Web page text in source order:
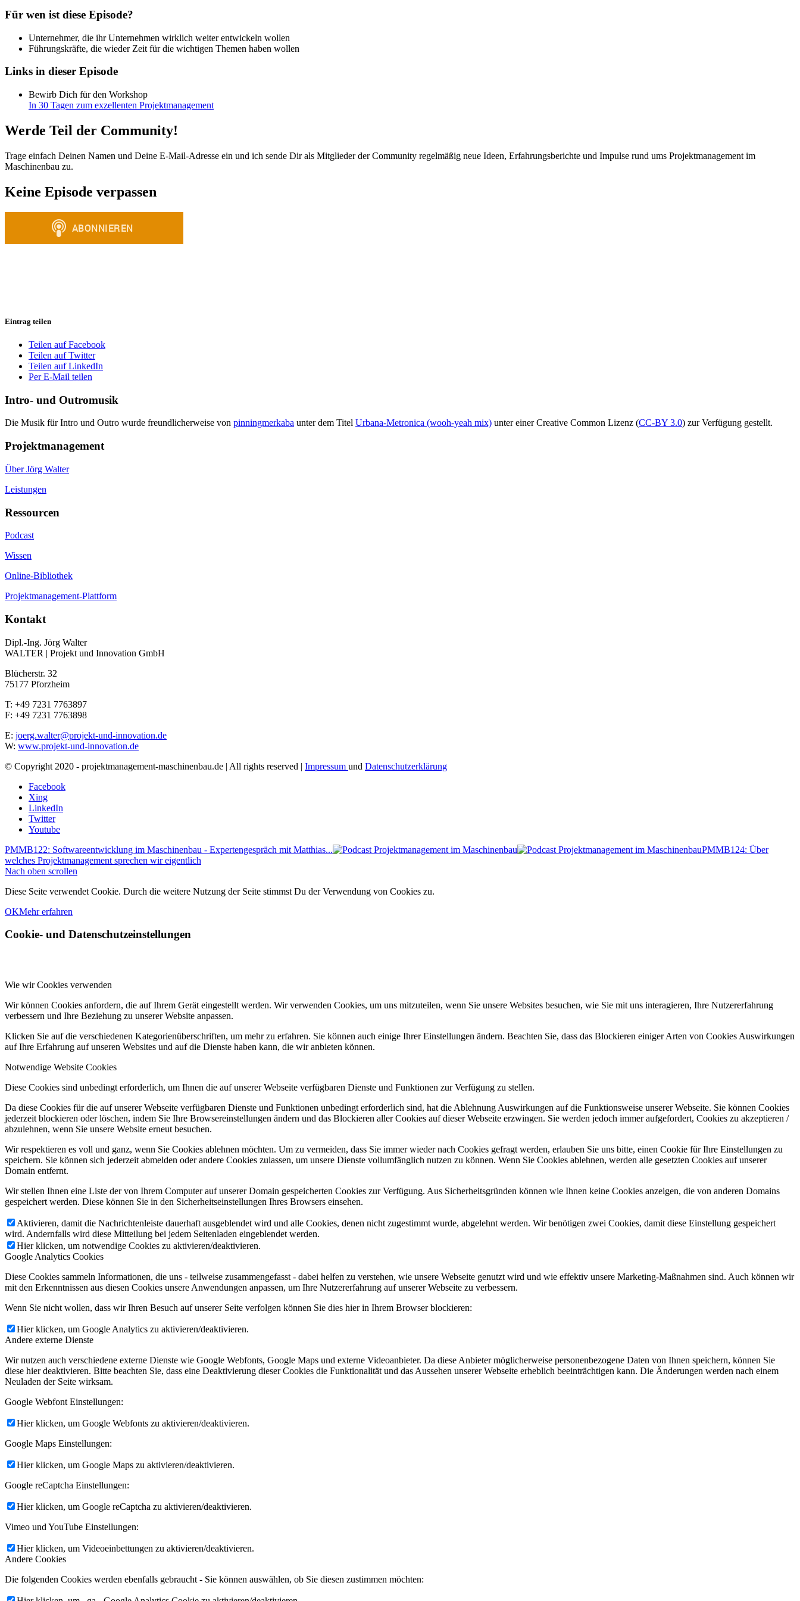
Für wen ist diese Episode?
Unternehmer, die ihr Unternehmen wirklich weiter entwickeln wollen
Führungskräfte, die wieder Zeit für die wichtigen Themen haben wollen
Links in dieser Episode
Bewirb Dich für den Workshop
In 30 Tagen zum exzellenten Projektmanagement
Werde Teil der Community!
Trage einfach Deinen Namen und Deine E-Mail-Adresse ein und ich sende Dir als Mitglieder der Community regelmäßig neue Ideen, Erfahrungsberichte und Impulse rund ums Projektmanagement im
Maschinenbau zu.
Keine Episode verpassen
Eintrag teilen
Teilen auf Facebook
Teilen auf Twitter
Teilen auf LinkedIn
Per E-Mail teilen
Intro- und Outromusik
Die Musik für Intro und Outro wurde freundlicherweise von pinningmerkaba unter dem Titel Urbana-Metronica (wooh-yeah mix) unter einer Creative Common Lizenz (CC-BY 3.0) zur Verfügung gestellt.
Projektmanagement
Über Jörg Walter
Leistungen
Ressourcen
Podcast
Wissen
Online-Bibliothek
Projektmanagement-Plattform
Kontakt
Dipl.-Ing. Jörg Walter
WALTER | Projekt und Innovation GmbH
Blücherstr. 32
75177 Pforzheim
T: +49 7231 7763897
F: +49 7231 7763898
E: joerg.walter@projekt-und-innovation.de
W: www.projekt-und-innovation.de
© Copyright 2020 - projektmanagement-maschinenbau.de | All rights reserved | Impressum und Datenschutzerklärung
Facebook
Xing
LinkedIn
Twitter
Youtube
PMMB122: Softwareentwicklung im Maschinenbau - Expertengespräch mit Matthias...
PMMB124: Über
welches Projektmanagement sprechen wir eigentlich
Nach oben scrollen
Diese Seite verwendet Cookie. Durch die weitere Nutzung der Seite stimmst Du der Verwendung von Cookies zu.
OKMehr erfahren
Cookie- und Datenschutzeinstellungen
Wie wir Cookies verwenden
Wir können Cookies anfordern, die auf Ihrem Gerät eingestellt werden. Wir verwenden Cookies, um uns mitzuteilen, wenn Sie unsere Websites besuchen, wie Sie mit uns interagieren, Ihre Nutzererfahrung
verbessern und Ihre Beziehung zu unserer Website anpassen.
Klicken Sie auf die verschiedenen Kategorienüberschriften, um mehr zu erfahren. Sie können auch einige Ihrer Einstellungen ändern. Beachten Sie, dass das Blockieren einiger Arten von Cookies Auswirkungen
auf Ihre Erfahrung auf unseren Websites und auf die Dienste haben kann, die wir anbieten können.
Notwendige Website Cookies
Diese Cookies sind unbedingt erforderlich, um Ihnen die auf unserer Webseite verfügbaren Dienste und Funktionen zur Verfügung zu stellen.
Da diese Cookies für die auf unserer Webseite verfügbaren Dienste und Funktionen unbedingt erforderlich sind, hat die Ablehnung Auswirkungen auf die Funktionsweise unserer Webseite. Sie können Cookies
jederzeit blockieren oder löschen, indem Sie Ihre Browsereinstellungen ändern und das Blockieren aller Cookies auf dieser Webseite erzwingen. Sie werden jedoch immer aufgefordert, Cookies zu akzeptieren /
abzulehnen, wenn Sie unsere Website erneut besuchen.
Wir respektieren es voll und ganz, wenn Sie Cookies ablehnen möchten. Um zu vermeiden, dass Sie immer wieder nach Cookies gefragt werden, erlauben Sie uns bitte, einen Cookie für Ihre Einstellungen zu
speichern. Sie können sich jederzeit abmelden oder andere Cookies zulassen, um unsere Dienste vollumfänglich nutzen zu können. Wenn Sie Cookies ablehnen, werden alle gesetzten Cookies auf unserer
Domain entfernt.
Wir stellen Ihnen eine Liste der von Ihrem Computer auf unserer Domain gespeicherten Cookies zur Verfügung. Aus Sicherheitsgründen können wie Ihnen keine Cookies anzeigen, die von anderen Domains
gespeichert werden. Diese können Sie in den Sicherheitseinstellungen Ihres Browsers einsehen.
Aktivieren, damit die Nachrichtenleiste dauerhaft ausgeblendet wird und alle Cookies, denen nicht zugestimmt wurde, abgelehnt werden. Wir benötigen zwei Cookies, damit diese Einstellung gespeichert
wird. Andernfalls wird diese Mitteilung bei jedem Seitenladen eingeblendet werden.
Hier klicken, um notwendige Cookies zu aktivieren/deaktivieren.
Google Analytics Cookies
Diese Cookies sammeln Informationen, die uns - teilweise zusammengefasst - dabei helfen zu verstehen, wie unsere Webseite genutzt wird und wie effektiv unsere Marketing-Maßnahmen sind. Auch können wir
mit den Erkenntnissen aus diesen Cookies unsere Anwendungen anpassen, um Ihre Nutzererfahrung auf unserer Webseite zu verbessern.
Wenn Sie nicht wollen, dass wir Ihren Besuch auf unserer Seite verfolgen können Sie dies hier in Ihrem Browser blockieren:
Hier klicken, um Google Analytics zu aktivieren/deaktivieren.
Andere externe Dienste
Wir nutzen auch verschiedene externe Dienste wie Google Webfonts, Google Maps und externe Videoanbieter. Da diese Anbieter möglicherweise personenbezogene Daten von Ihnen speichern, können Sie
diese hier deaktivieren. Bitte beachten Sie, dass eine Deaktivierung dieser Cookies die Funktionalität und das Aussehen unserer Webseite erheblich beeinträchtigen kann. Die Änderungen werden nach einem
Neuladen der Seite wirksam.
Google Webfont Einstellungen:
Hier klicken, um Google Webfonts zu aktivieren/deaktivieren.
Google Maps Einstellungen:
Hier klicken, um Google Maps zu aktivieren/deaktivieren.
Google reCaptcha Einstellungen:
Hier klicken, um Google reCaptcha zu aktivieren/deaktivieren.
Vimeo und YouTube Einstellungen:
Hier klicken, um Videoeinbettungen zu aktivieren/deaktivieren.
Andere Cookies
Die folgenden Cookies werden ebenfalls gebraucht - Sie können auswählen, ob Sie diesen zustimmen möchten: